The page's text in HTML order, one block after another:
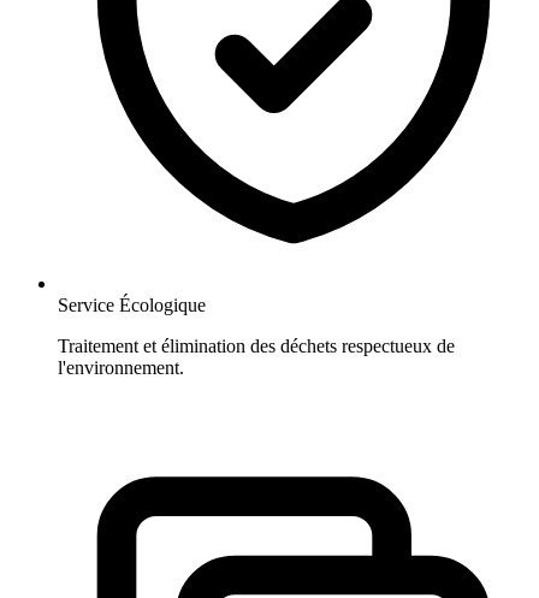
Service Écologique
Traitement et élimination des déchets respectueux de
l'environnement.